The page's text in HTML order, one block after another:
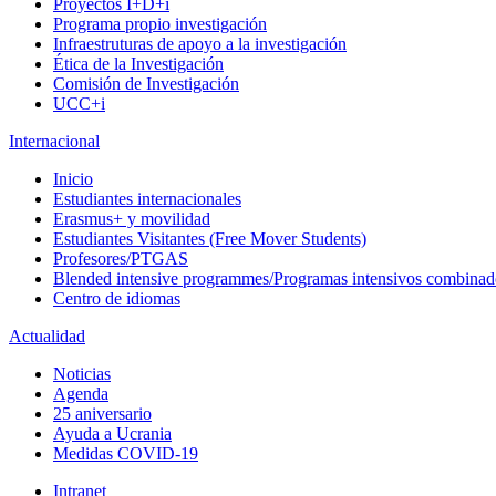
Proyectos I+D+i
Programa propio investigación
Infraestruturas de apoyo a la investigación
Ética de la Investigación
Comisión de Investigación
UCC+i
Internacional
Inicio
Estudiantes internacionales
Erasmus+ y movilidad
Estudiantes Visitantes (Free Mover Students)
Profesores/PTGAS
Blended intensive programmes/Programas intensivos
Centro de idiomas
Actualidad
Noticias
Agenda
25 aniversario
Ayuda a Ucrania
Medidas COVID-19
Intranet